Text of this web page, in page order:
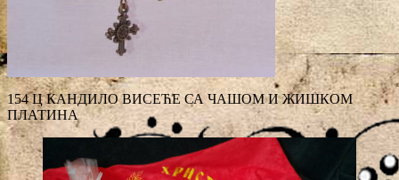
154 Ц КАНДИЛО ВИСЕЋЕ СА ЧАШОМ И ЖИШКОМ
ПЛАТИНА